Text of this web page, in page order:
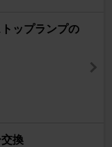
ップランプの
換